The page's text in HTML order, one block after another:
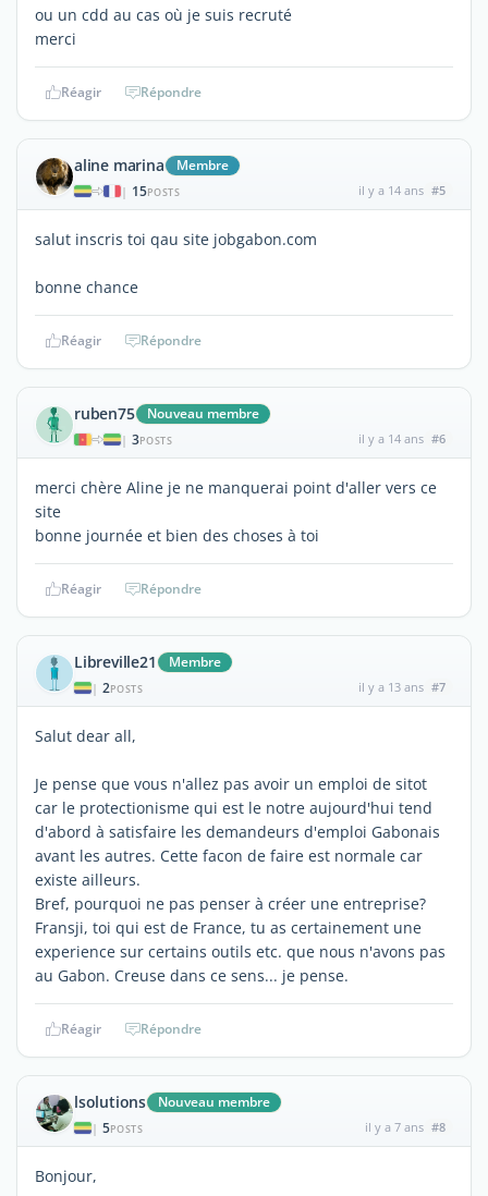
ou un cdd au cas où je suis recruté
merci
Réagir Répondre
aline marina Membre
| 15POSTS il y a 14 ans #5
salut inscris toi qau site jobgabon.com
bonne chance
Réagir Répondre
ruben75 Nouveau membre
| 3POSTS il y a 14 ans #6
merci chère Aline je ne manquerai point d'aller vers ce
site
bonne journée et bien des choses à toi
Réagir Répondre
Libreville21 Membre
| 2POSTS il y a 13 ans #7
Salut dear all,
Je pense que vous n'allez pas avoir un emploi de sitot
car le protectionisme qui est le notre aujourd'hui tend
d'abord à satisfaire les demandeurs d'emploi Gabonais
avant les autres. Cette facon de faire est normale car
existe ailleurs.
Bref, pourquoi ne pas penser à créer une entreprise?
Fransji, toi qui est de France, tu as certainement une
experience sur certains outils etc. que nous n'avons pas
au Gabon. Creuse dans ce sens... je pense.
Réagir Répondre
lsolutions Nouveau membre
| 5POSTS il y a 7 ans #8
Bonjour,